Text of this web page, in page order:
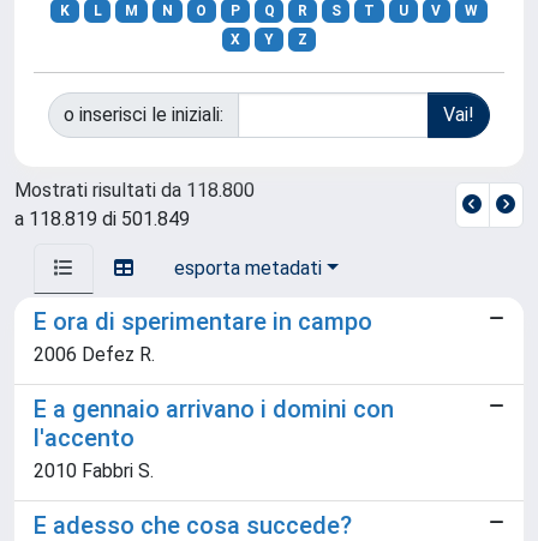
K
L M N O P Q R S T U V
W
X
Y Z
o inserisci le iniziali:
Mostrati risultati da 118.800
a 118.819 di 501.849
esporta metadati
E ora di sperimentare in campo
2006 Defez R.
E a gennaio arrivano i domini con
l'accento
2010 Fabbri S.
E adesso che cosa succede?